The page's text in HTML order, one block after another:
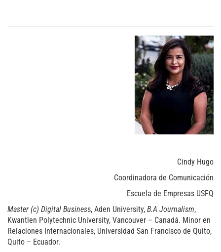
Cindy Hugo
Coordinadora de Comunicación
Escuela de Empresas USFQ
Master (c) Digital Business, Aden University, B.A Journalism,
Kwantlen Polytechnic University, Vancouver – Canadá. Minor en
Relaciones Internacionales, Universidad San Francisco de Quito,
Quito – Ecuador.